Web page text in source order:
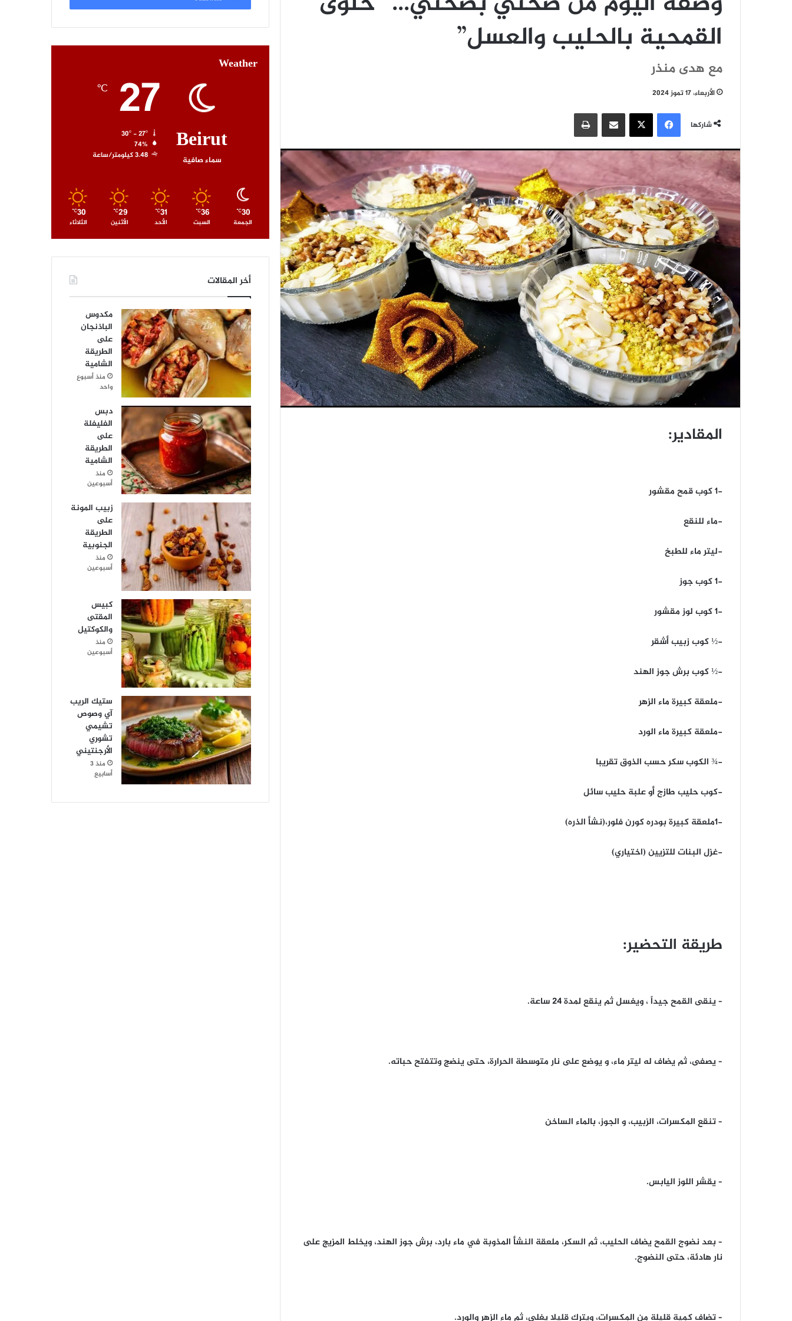
القمحية بالحليب والعسل”
مع هدى منذر
الأربعاء، 17 تموز 2024
شاركها
فيسبوك‫X مشاركة عبر البريد طباعة
المقادير:
-1 كوب قمح مقشور
-ماء للنقع
-ليتر ماء للطبخ
-1 كوب جوز
-1 كوب لوز مقشور
-½ كوب زبيب أشقر
-½ كوب برش جوز الهند
-ملعقة كبيرة ماء الزهر
-ملعقة كبيرة ماء الورد
-¾ الكوب سكر حسب الذوق تقريبا
-كوب حليب طازج أو علبة حليب سائل
-1ملعقة كبيرة بودره كورن فلور،(نشأ الذره)
-غزل البنات للتزيين (اختياري)
طريقة التحضير:
– ينقى القمح جيداً ، ويغسل ثم ينقع لمدة 24 ساعة.
– يصفى، ثم يضاف له ليتر ماء، و يوضع على نار متوسطة الحرارة، حتى ينضج وتتفتح حباته.
– تنقع المكسرات، الزبيب، و الجوز، بالماء الساخن
– يقشر اللوز اليابس.
– بعد نضوج القمح يضاف الحليب، ثم السكر، ملعقة النشأ المذوبة في ماء بارد، برش جوز الهند، ويخلط المزيج على
نار هادئة، حتى النضوج.
– تضاف كمية قليلة من المكسرات، ويترك قليلا يغلى، ثم ماء الزهر والورد.
Weather
Beirut
سماء صافية
27
℃
74%
3.48 كيلومتر/ساعة
30
℃
الجمعة
36
℃
السبت
31
℃
الأحد
29
℃
الأثنين
30
℃
الثلاثاء
أخر المقالات
مكدوس
الباذنجان
على
الطريقة
الشامية
منذ أسبوع
واحد
دبس
الفليفلة
على
الطريقة
الشامية
منذ
أسبوعين
زبيب المونة
على
الطريقة
الجنوبية
منذ
أسبوعين
كبيس
المقتى
والكوكتيل
منذ
أسبوعين
ستيك الريب
آي وصوص
تشيمي
تشوري
الأرجنتيني
منذ 3
أسابيع